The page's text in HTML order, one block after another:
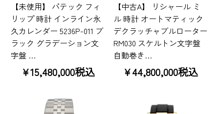
【未使用】 パテック フィ
リップ 時計 インライン永
久カレンダー 5236P-011 ブ
ラック グラデーション文
字盤 …
¥15,480,000税込
【中古A】 リシャール ミ
ル 時計 オートマティック
デクラッチャブルローター
RM030 スケルトン文字盤
自動巻き…
¥44,800,000税込